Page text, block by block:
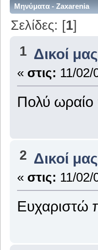
Μηνύματα - Zaxarenia
Σελίδες: [1]
1 Δικοί
« στις: 11/02/
Πολύ ωραίο
2 Δικοί
« στις: 11/02/
Ευχαριστώ